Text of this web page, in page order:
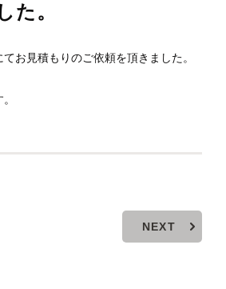
た。
てお見積もりのご依頼を頂きました。
NEXT